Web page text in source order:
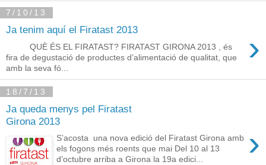
7/10/13
Ja tenim aquí el Firatast 2013 ›
QUÈ ÉS EL FIRATAST? FIRATAST GIRONA 2013 , és
fira de degustació de productes d’alimentació de qualitat, que
amb la seva fó...
18/7/13
Ja queda menys pel Firatast
Girona 2013
›
S’acosta una nova edició del Firatast Girona amb
els fogons més roents que mai Del 10 al 13
d’octubre arriba a Girona la 19a edici...